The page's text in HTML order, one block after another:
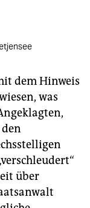
dem Hinweis
was
über